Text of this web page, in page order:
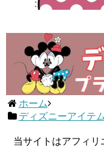
ホーム
ディズニーアイテム
当サイトはアフィ